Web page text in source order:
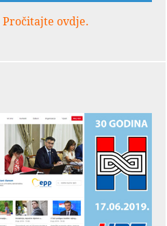
Pročitajte ovdje.